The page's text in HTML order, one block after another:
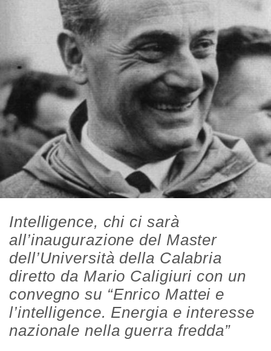
Intelligence, chi ci sarà
all’inaugurazione del Master
dell’Università della Calabria
diretto da Mario Caligiuri con un
convegno su “Enrico Mattei e
l’intelligence. Energia e interesse
nazionale nella guerra fredda”